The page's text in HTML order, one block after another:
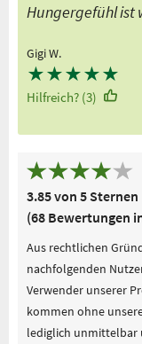
Hungergefühl ist
Gigi W.
★★★★★
Hilfreich? (3)
3.85 von 5 Sternen
(68 Bewertungen
Aus rechtlichen
nachfolgenden
Verwender unserer
kommen ohne
lediglich unmittelbar